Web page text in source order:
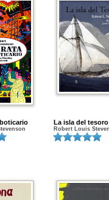
La isla del tesoro
Robert Louis